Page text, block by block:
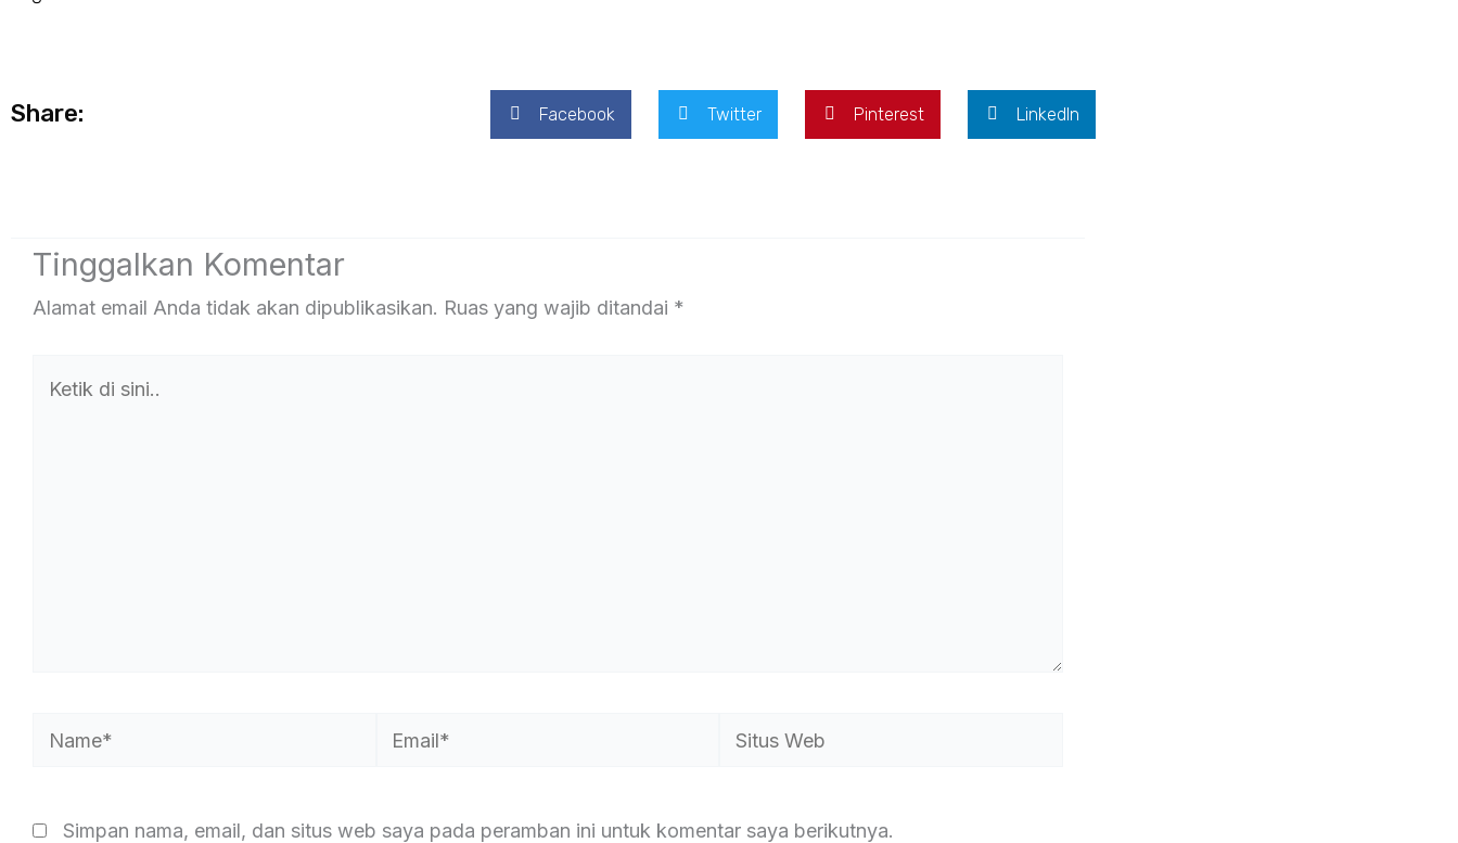
Share: Facebook Twitter Pinterest LinkedIn
Tinggalkan Komentar
Alamat email Anda tidak akan dipublikasikan. Ruas yang wajib ditandai *
Name* Email*
Situs
Simpan nama, email, dan situs web saya pada peramban ini untuk komentar saya berikutnya.